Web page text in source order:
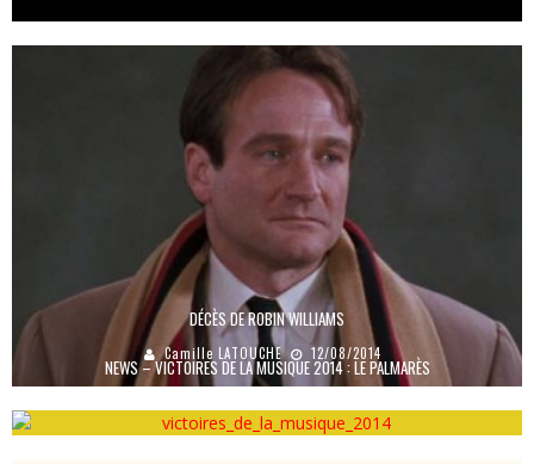
DÉCÈS DE ROBIN WILLIAMS
Camille LATOUCHE 12/08/2014
NEWS – VICTOIRES DE LA MUSIQUE 2014 : LE PALMARÈS